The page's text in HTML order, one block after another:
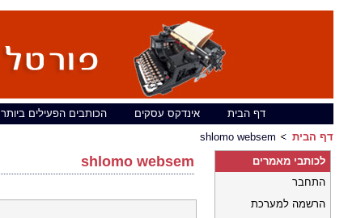
דף הבית אינדקס עסקים הכותבים הפעילים ביותר
דף הבית
shlomo websem
shlomo websem
לכותבי מאמרים
התחבר
הרשמה למערכת